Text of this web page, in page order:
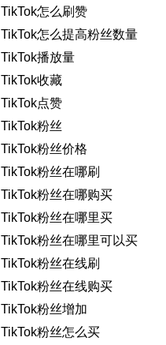
TikTok怎么刷赞
TikTok怎么提高粉丝数量
TikTok播放量
TikTok收藏
TikTok点赞
TikTok粉丝
TikTok粉丝价格
TikTok粉丝在哪刷
TikTok粉丝在哪购买
TikTok粉丝在哪里买
TikTok粉丝在哪里可以买
TikTok粉丝在线刷
TikTok粉丝在线购买
TikTok粉丝增加
TikTok粉丝怎么买